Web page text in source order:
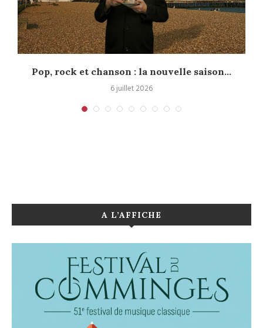
Pop, rock et chanson : la nouvelle saison...
6 juillet 2026
A L’AFFICHE